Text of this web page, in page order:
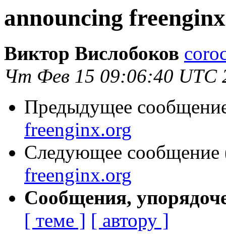
announcing
Виктор Вислобоков
Чт Фев 15 09:06:40 UTC
Предыдущее
freenginx.org
Следующее сообщение
freenginx.org
Сообщения,
[ теме ] [ автору ]